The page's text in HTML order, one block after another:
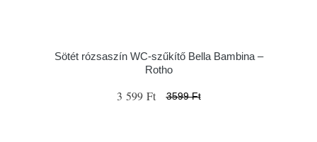
Sötét rózsaszín WC-szűkítő Bella Bambina –
Rotho
3 599 Ft 3599 Ft